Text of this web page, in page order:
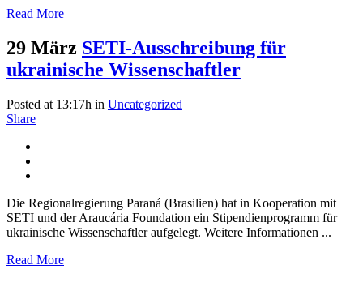
Read More
29 März SETI-Ausschreibung für
ukrainische Wissenschaftler
Posted at 13:17h in Uncategorized
Share
Die Regionalregierung Paraná (Brasilien) hat in Kooperation mit
SETI und der Araucária Foundation ein Stipendienprogramm für
ukrainische Wissenschaftler aufgelegt. Weitere Informationen ...
Read More